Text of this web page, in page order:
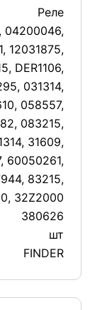
Реле
04200046,
12031875,
DER1106,
031314,
058557,
083215,
31609,
60050261,
83215,
32Z2000
380626
шт
FINDER